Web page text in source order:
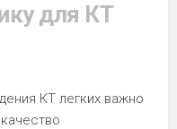
для КТ
КТ легких важно